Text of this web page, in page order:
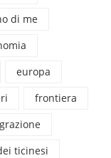
di me
europa
frontiera
ticinesi